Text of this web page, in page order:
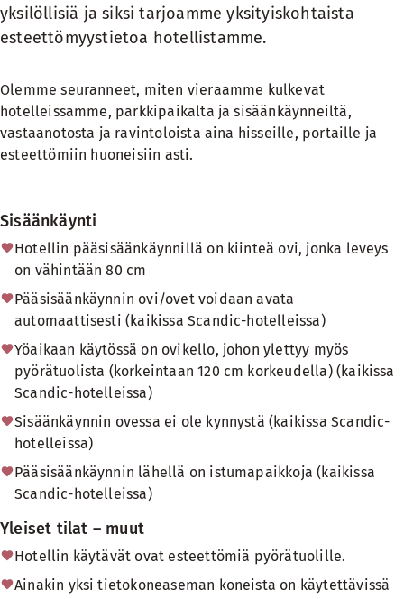
yksilöllisiä ja siksi tarjoamme yksityiskohtaista
esteettömyystietoa hotellistamme.
Olemme seuranneet, miten vieraamme kulkevat
hotelleissamme, parkkipaikalta ja sisäänkäynneiltä,
vastaanotosta ja ravintoloista aina hisseille, portaille ja
esteettömiin huoneisiin asti.
Sisäänkäynti
Hotellin pääsisäänkäynnillä on kiinteä ovi, jonka leveys
on vähintään 80 cm
Pääsisäänkäynnin ovi/ovet voidaan avata
automaattisesti (kaikissa Scandic-hotelleissa)
Yöaikaan käytössä on ovikello, johon ylettyy myös
pyörätuolista (korkeintaan 120 cm korkeudella) (kaikissa
Scandic-hotelleissa)
Sisäänkäynnin ovessa ei ole kynnystä (kaikissa Scandic-
hotelleissa)
Pääsisäänkäynnin lähellä on istumapaikkoja (kaikissa
Scandic-hotelleissa)
Yleiset tilat – muut
Hotellin käytävät ovat esteettömiä pyörätuolille.
Ainakin yksi tietokoneaseman koneista on käytettävissä